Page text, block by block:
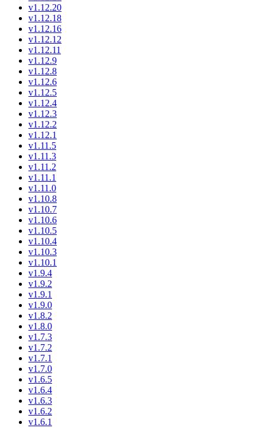
v1.12.20
v1.12.18
v1.12.16
v1.12.12
v1.12.11
v1.12.9
v1.12.8
v1.12.6
v1.12.5
v1.12.4
v1.12.3
v1.12.2
v1.12.1
v1.11.5
v1.11.3
v1.11.2
v1.11.1
v1.11.0
v1.10.8
v1.10.7
v1.10.6
v1.10.5
v1.10.4
v1.10.3
v1.10.1
v1.9.4
v1.9.2
v1.9.1
v1.9.0
v1.8.2
v1.8.0
v1.7.3
v1.7.2
v1.7.1
v1.7.0
v1.6.5
v1.6.4
v1.6.3
v1.6.2
v1.6.1